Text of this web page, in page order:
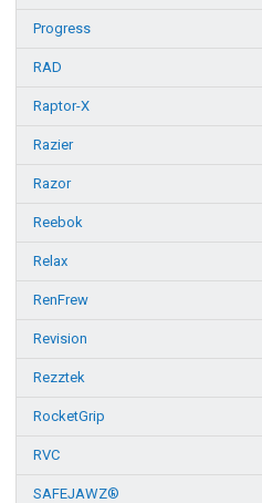
Progress
RAD
Raptor-X
Razier
Razor
Reebok
Relax
RenFrew
Revision
Rezztek
RocketGrip
RVC
SAFEJAWZ®